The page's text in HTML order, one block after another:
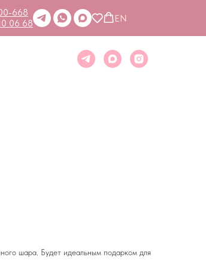
668
06 68
EN
шара. Будет идеальным подарком для